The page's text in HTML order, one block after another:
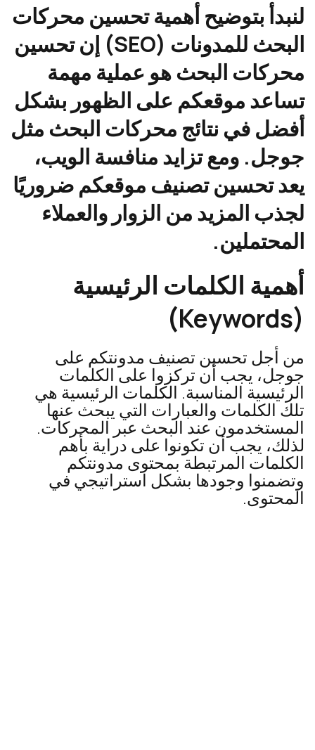
لنبدأ بتوضيح أهمية تحسين محركات
البحث للمدونات (SEO) إن تحسين
محركات البحث هو عملية مهمة
تساعد موقعكم على الظهور بشكل
أفضل في نتائج محركات البحث مثل
جوجل. ومع تزايد منافسة الويب،
يعد تحسين تصنيف موقعكم ضروريًا
لجذب المزيد من الزوار والعملاء
المحتملين.
أهمية الكلمات الرئيسية
(Keywords)
من أجل تحسين تصنيف مدونتكم على
جوجل، يجب أن تركزوا على الكلمات
الرئيسية المناسبة. الكلمات الرئيسية هي
تلك الكلمات والعبارات التي يبحث عنها
المستخدمون عند البحث عبر المحركات.
لذلك، يجب أن تكونوا على دراية بأهم
الكلمات المرتبطة بمحتوى مدونتكم
وتضمنوا وجودها بشكل استراتيجي في
المحتوى.